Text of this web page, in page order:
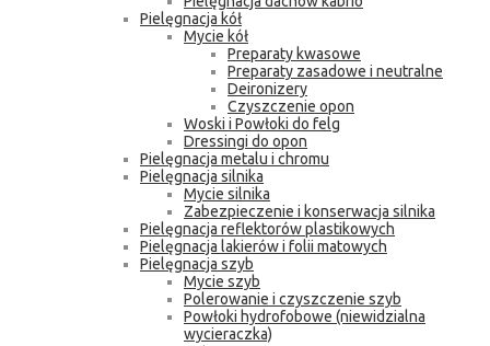
Pielęgnacja kół
Mycie kół
Preparaty kwasowe
Preparaty zasadowe i neutralne
Deironizery
Czyszczenie opon
Woski i Powłoki do felg
Dressingi do opon
Pielęgnacja metalu i chromu
Pielęgnacja silnika
Mycie silnika
Zabezpieczenie i konserwacja silnika
Pielęgnacja reflektorów plastikowych
Pielęgnacja lakierów i folii matowych
Pielęgnacja szyb
Mycie szyb
Polerowanie i czyszczenie szyb
Powłoki hydrofobowe (niewidzialna
wycieraczka)